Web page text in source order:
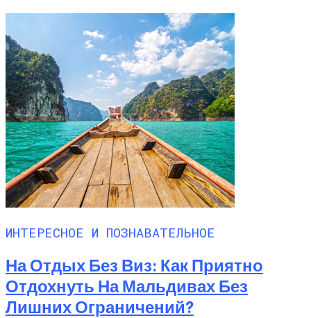
ИНТЕРЕСНОЕ И ПОЗНАВАТЕЛЬНОЕ
На Отдых Без Виз: Как Приятно
Отдохнуть На Мальдивах Без
Лишних Ограничений?